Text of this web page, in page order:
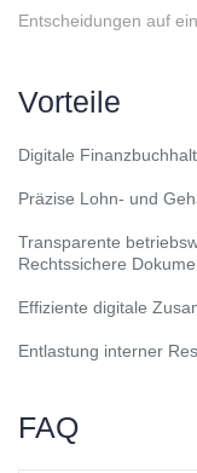
Entscheidungen auf
Vorteile
Digitale
Präzise Lohn- und
Transparente
Rechtssichere
Effiziente digitale
Entlastung interner
FAQ